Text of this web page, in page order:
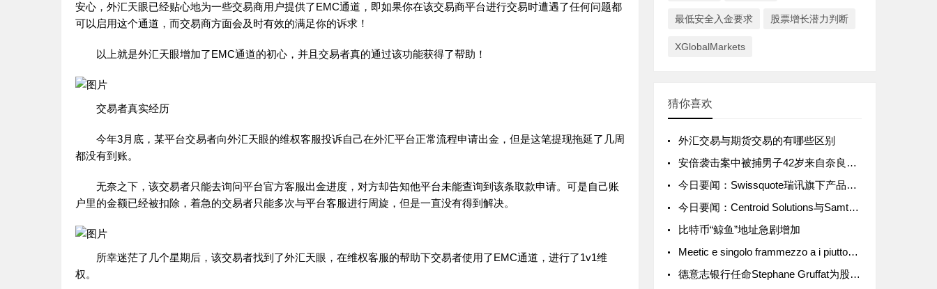
安心，外汇天眼已经贴心地为一些交易商用户提供了EMC通道，即如果你在该交易商平台进行交易时遭遇了任何问题都
可以启用这个通道，而交易商方面会及时有效的满足你的诉求！
以上就是外汇天眼增加了EMC通道的初心，并且交易者真的通过该功能获得了帮助！
交易者真实经历
今年3月底，某平台交易者向外汇天眼的维权客服投诉自己在外汇平台正常流程申请出金，但是这笔提现拖延了几周
都没有到账。
无奈之下，该交易者只能去询问平台官方客服出金进度，对方却告知他平台未能查询到该条取款申请。可是自己账
户里的金额已经被扣除，着急的交易者只能多次与平台客服进行周旋，但是一直没有得到解决。
所幸迷茫了几个星期后，该交易者找到了外汇天眼，在维权客服的帮助下交易者使用了EMC通道，进行了1v1维
权。
最低安全入金要求 股票增长潜力判断
XGlobalMarkets
猜你喜欢
外汇交易与期货交易的有哪些区别
安倍袭击案中被捕男子42岁来自奈良县 该男子为什么要杀他？
今日要闻：Swissquote瑞讯旗下产品Yuh推出碎股交易功能；ASIC取消Future Asset Management International的AFS牌照；GO Markets推出新经纪商品
今日要闻：Centroid Solutions与Samtrade FX建立战略合作；金融委员会警告虚假交易商GS4 Trade；南非FSCA对Ithala Capital Investments发出警
比特币“鲸鱼”地址急剧增加
Meetic e singolo frammezzo a i piuttosto grandi e longevi siti di incontri per italiano nel nostro
德意志银行任命Stephane Gruffat为股票资本市场主管